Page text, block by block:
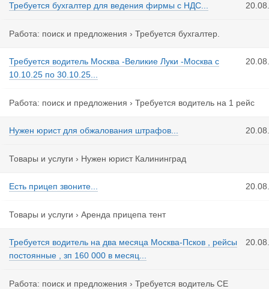
Требуется бухгалтер для ведения фирмы с НДС...
Работа: поиск и предложения › Требуется бухгалтер.
Требуется водитель Москва -Великие Луки -Москва с
10.10.25 по 30.10.25...
Работа: поиск и предложения › Требуется водитель на 1 рейс
Нужен юрист для обжалования штрафов...
Товары и услуги › Нужен юрист Калининград
Есть прицеп звоните...
Товары и услуги › Аренда прицепа тент
Требуется водитель на два месяца Москва-Псков , рейсы
постоянные , зп 160 000 в месяц...
Работа: поиск и предложения › Требуется водитель СЕ